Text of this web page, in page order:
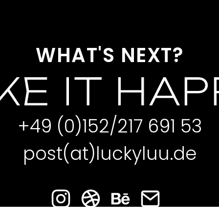
WHAT'S NEXT?
IT
+49 (0)152/217 691 53
post(at)luckyluu.de